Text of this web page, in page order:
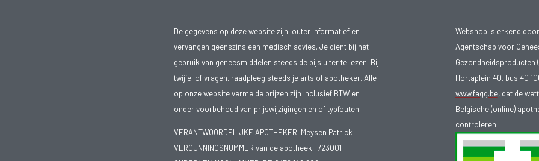
De gegevens op deze website zijn louter informatief en
vervangen geenszins een medisch advies. Je dient bij het
gebruik van geneesmiddelen steeds de bijsluiter te lezen. Bij
twijfel of vragen, raadpleeg steeds je arts of apotheker. Alle
op onze website vermelde prijzen zijn inclusief BTW en
onder voorbehoud van prijswijzigingen en of typfouten.
VERANTWOORDELIJKE APOTHEKER: Meysen Patrick
VERGUNNINGSNUMMER van de apotheek : 723001
Webshop is erkend
Agentschap voor
Gezondheidsproducten
Hortaplein 40, bus 40
www.fagg.be, dat de
Belgische (online)
controleren.